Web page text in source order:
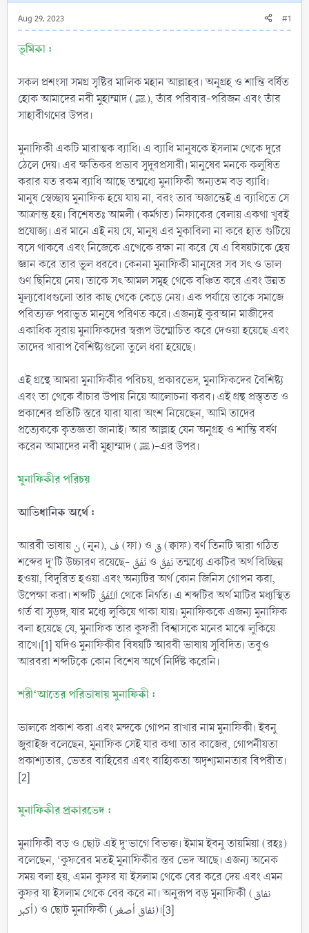
Aug 29, 2023 #1
ভূমিকা :
সকল প্রশংসা সমগ্র সৃষ্টির মালিক মহান আল্লাহর। অনুগ্রহ ও শান্তি বর্ষিত
হোক আমাদের নবী মুহাম্মাদ (ﷺ), তাঁর পরিবার-পরিজন এবং তাঁর
সাহাবীগণের উপর।
মুনাফিকী একটি মারাত্মক ব্যাধি। এ ব্যাধি মানুষকে ইসলাম থেকে দূরে
ঠেলে দেয়। এর ক্ষতিকর প্রভাব সুদূরপ্রসারী। মানুষের মনকে কলুষিত
করার যত রকম ব্যাধি আছে তন্মধ্যে মুনাফিকী অন্যতম বড় ব্যাধি।
মানুষ স্বেচ্ছায় মুনাফিক হয়ে যায় না, বরং তার অজান্তেই এ ব্যাধিতে সে
আক্রান্ত হয়। বিশেষতঃ আমলী (কর্মগত) নিফাকের বেলায় একথা খুবই
প্রযোজ্য। এর মানে এই নয় যে, মানুষ এর মুকাবিলা না করে হাত গুটিয়ে
বসে থাকবে এবং নিজেকে এত্থেকে রক্ষা না করে যে এ বিষয়টাকে হেয়
জ্ঞান করে তার ভুল ধরবে। কেননা মুনাফিকী মানুষের সব সৎ ও ভাল
গুণ ছিনিয়ে নেয়। তাকে সৎ আমল সমূহ থেকে বঞ্চিত করে এবং উন্নত
মূল্যবোধগুলো তার কাছ থেকে কেড়ে নেয়। এক পর্যায়ে তাকে সমাজে
পরিত্যক্ত পরাভূত মানুষে পরিণত করে। এজন্যই কুরআন মাজীদের
একাধিক সূরায় মুনাফিকদের স্বরূপ উন্মোচিত করে দেওয়া হয়েছে এবং
তাদের খারাপ বৈশিষ্ট্যগুলো তুলে ধরা হয়েছে।
এই গ্রন্থে আমরা মুনাফিকীর পরিচয়, প্রকারভেদ, মুনাফিকদের বৈশিষ্ট্য
এবং তা থেকে বাঁচার উপায় নিয়ে আলোচনা করব। এই গ্রন্থ প্রস্ত্তত ও
প্রকাশের প্রতিটি স্তরে যারা যারা অংশ নিয়েছেন, আমি তাদের
প্রত্যেককে কৃতজ্ঞতা জানাই। আর আল্লাহ যেন অনুগ্রহ ও শান্তি বর্ষণ
করেন আমাদের নবী মুহাম্মাদ (ﷺ)-এর উপর।
মুনাফিকীর পরিচয়
আভিধানিক অর্থে :
আরবী ভাষায় ن (নূন), ف (ফা) ও ق (ক্বাফ) বর্ণ তিনটি দ্বারা গঠিত
শব্দের দু’টি উচ্চারণ রয়েছে- نَفَقَ ও نَفِقَ তন্মধ্যে একটির অর্থ বিচ্ছিন্ন
হওয়া, বিদূরিত হওয়া এবং অন্যটির অর্থ কোন জিনিস গোপন করা,
উপেক্ষা করা। শব্দটি اَلنَّفَقُ থেকে নির্গত। এ শব্দটির অর্থ মাটির মধ্যস্থিত
গর্ত বা সুড়ঙ্গ, যার মধ্যে লুকিয়ে থাকা যায়। মুনাফিককে এজন্য মুনাফিক
বলা হয়েছে যে, মুনাফিক তার কুফরী বিশ্বাসকে মনের মাঝে লুকিয়ে
রাখে।[1] যদিও মুনাফিকীর বিষয়টি আরবী ভাষায় সুবিদিত। তবুও
আরবরা শব্দটিকে কোন বিশেষ অর্থে নির্দিষ্ট করেনি।
শরী‘আতের পরিভাষায় মুনাফিকী :
ভালকে প্রকাশ করা এবং মন্দকে গোপন রাখার নাম মুনাফিকী। ইবনু
জুরাইজ বলেছেন, মুনাফিক সেই যার কথা তার কাজের, গোপনীয়তা
প্রকাশ্যতার, ভেতর বাহিরের এবং বাহ্যিকতা অদৃশ্যমানতার বিপরীত।
[2]
মুনাফিকীর প্রকারভেদ :
মুনাফিকী বড় ও ছোট এই দু’ভাগে বিভক্ত। ইমাম ইবনু তায়মিয়া (রহঃ)
বলেছেন, ‘কুফরের মতই মুনাফিকীর স্তর ভেদ আছে। এজন্য অনেক
সময় বলা হয়, এমন কুফর যা ইসলাম থেকে বের করে দেয় এবং এমন
কুফর যা ইসলাম থেকে বের করে না। অনুরূপ বড় মুনাফিকী (نفاق
أكبر) ও ছোট মুনাফিকী (نفاق أصغر)।[3]